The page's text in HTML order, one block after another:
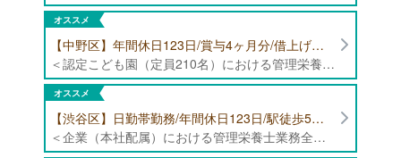
オススメ
【中野区】年間休日123日/賞与4ヶ月分/借上げ住宅制度あり 認定こども園（定員210名）にて管理栄養士・栄養士募集！
＜認定こども園（定員210名）における管理栄養士・栄養士業務全般＞ ・管理栄養士、栄養士業務全般
オススメ
【渋谷区】日勤帯勤務/年間休日123日/駅徒歩5分/企業（本社配属）にて管理栄養士募集！
＜企業（本社配属）における管理栄養士業務全般＞ ・本社および在宅（週1日程度）で、運営・受託する保育園（約50箇所）の管理栄養士・マネジメント業務全般 ・調理指導、育成 ・調理代行※欠員時 ・衛生管理 ・献立作成 ・食材発注 ・園長、調理スタッフとの給食会議 ・クライアント企業との給食会議（食育等の企画提案） ・採用業務（面接・施設見学同行）など ・担当保育園の定期巡回（直行やオンライン対応あり） ※23区内の認可保育園や、事業所内保育園（市川市、古河市、厚木市・追浜等）